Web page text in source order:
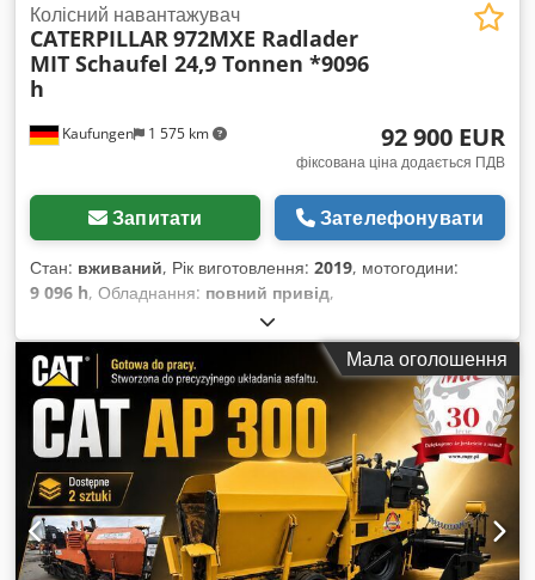
Kaufungen 1 575 km
Колісний навантажувач
CATERPILLAR972MXE Radlader
MIT Schaufel 24,9 Tonnen *9096
h
92 900 EUR
фіксована ціна додається ПДВ
Запитати Зателефонувати
Стан: вживаний, Рік виготовлення: 2019, мотогодини:
9 096 h, Обладнання: повний привід,
Мала оголошення